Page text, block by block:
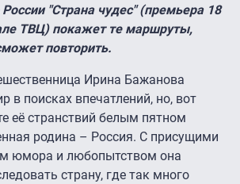
"Страна чудес" (премьера 18
ТВЦ) покажет те маршруты,
повторить.
Ирина Бажанова
в поисках впечатлений, но, вот
её странствий белым пятном
родина – Россия. С присущими
юмора и любопытством она
страну, где так много